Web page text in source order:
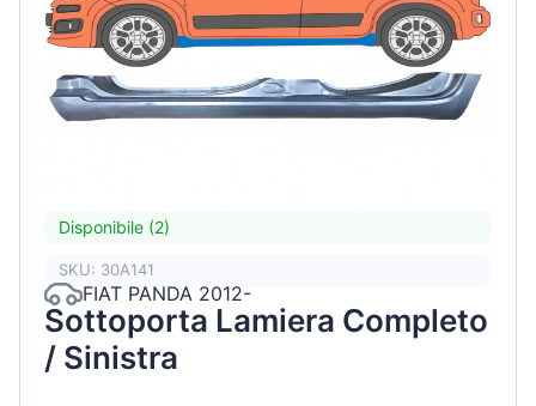
Disponibile (2)
SKU: 30A141
FIAT PANDA 2012-
Sottoporta Lamiera Completo
/ Sinistra